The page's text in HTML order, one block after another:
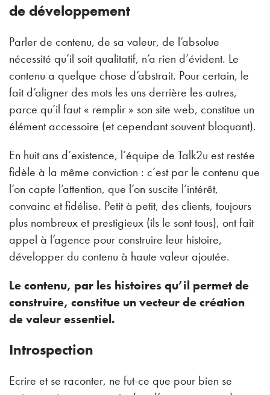
de développement
Parler de contenu, de sa valeur, de l’absolue
nécessité qu’il soit qualitatif, n’a rien d’évident. Le
contenu a quelque chose d’abstrait. Pour certain, le
fait d’aligner des mots les uns derrière les autres,
parce qu’il faut « remplir » son site web, constitue un
élément accessoire (et cependant souvent bloquant).
En huit ans d’existence, l’équipe de Talk2u est restée
fidèle à la même conviction : c’est par le contenu que
l’on capte l’attention, que l’on suscite l’intérêt,
convainc et fidélise. Petit à petit, des clients, toujours
plus nombreux et prestigieux (ils le sont tous), ont fait
appel à l’agence pour construire leur histoire,
développer du contenu à haute valeur ajoutée.
Le contenu, par les histoires qu’il permet de
construire, constitue un vecteur de création
de valeur essentiel.
Introspection
Ecrire et se raconter, ne fut-ce que pour bien se